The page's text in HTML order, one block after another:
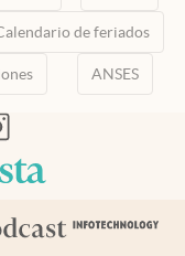
de feriados
ANSES
pestaña
nueva pestaña
en nueva pestaña
abre en nueva pestaña